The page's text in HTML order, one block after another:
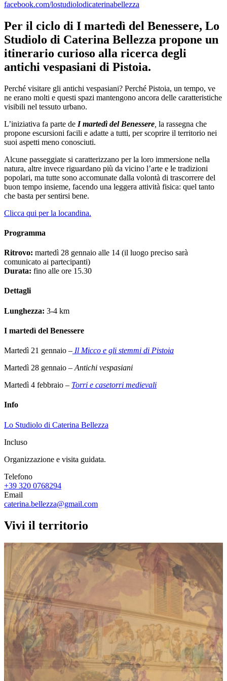
facebook.com/lostudiolodicaterinabellezza
Per il ciclo di I martedì del Benessere, Lo
Studiolo di Caterina Bellezza propone un
itinerario curioso alla ricerca degli
antichi vespasiani di Pistoia.
Perché visitare gli antichi vespasiani? Perché Pistoia, un tempo, ve
ne erano molti e questi spazi mantengono ancora delle caratteristiche
visibili nel tessuto urbano.
L’iniziativa fa parte de I martedì del Benessere la rassegna che
propone escursioni facili e adatte a tutti, per scoprire il territorio nei
suoi aspetti meno conosciuti.
Alcune passeggiate si caratterizzano per la loro immersione nella
natura, altre invece riguardano più da vicino l’arte e le tradizioni
popolari, ma tutte sono accomunate dalla volontà di trascorrere del
buon tempo insieme, facendo una leggera attività fisica: quel tanto
che basta per sentirsi bene.
Clicca qui per la locandina.
Programma
Ritrovo: martedì 28 gennaio alle 14 (il luogo preciso sarà
comunicato ai partecipanti)
Durata: fino alle ore 15.30
Dettagli
Lunghezza: 3-4 km
I martedì del Benessere
Martedì 21 gennaio – Il Micco e gli stemmi di Pistoia
Martedì 28 gennaio – Antichi vespasiani
Martedì 4 febbraio – Torri e casetorri medievali
Info
Lo Studiolo di Caterina Bellezza
Incluso
Organizzazione e visita guidata.
Telefono
+39 320 0768294
Email
caterina.bellezza@gmail.com
Vivi il territorio